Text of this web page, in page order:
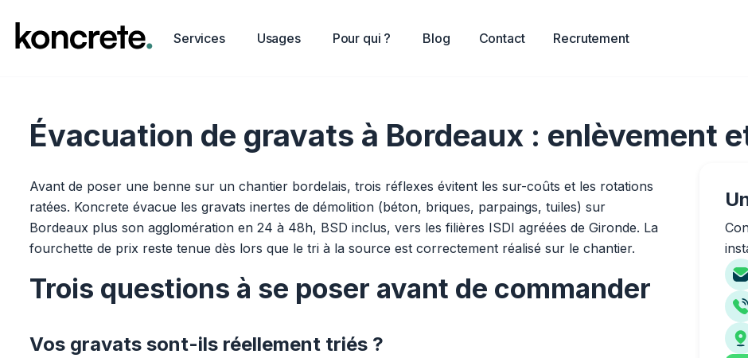
Services Usages Pour qui ? Blog Contact Recrutement
Évacuation de gravats à Bordeaux : enlèvement
Avant de poser une benne sur un chantier bordelais, trois réflexes évitent les sur-coûts et les rotations
ratées. Koncrete évacue les gravats inertes de démolition (béton, briques, parpaings, tuiles) sur
Bordeaux plus son agglomération en 24 à 48h, BSD inclus, vers les filières ISDI agréées de Gironde. La
fourchette de prix reste tenue dès lors que le tri à la source est correctement réalisé sur le chantier.
Trois questions à se poser avant de commander
Vos gravats sont-ils réellement triés ?